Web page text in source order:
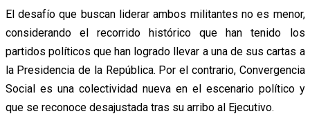
El desafío que buscan liderar ambos militantes no es menor,
considerando el recorrido histórico que han tenido los
partidos políticos que han logrado llevar a una de sus cartas a
la Presidencia de la República. Por el contrario, Convergencia
Social es una colectividad nueva en el escenario político y
que se reconoce desajustada tras su arribo al Ejecutivo.